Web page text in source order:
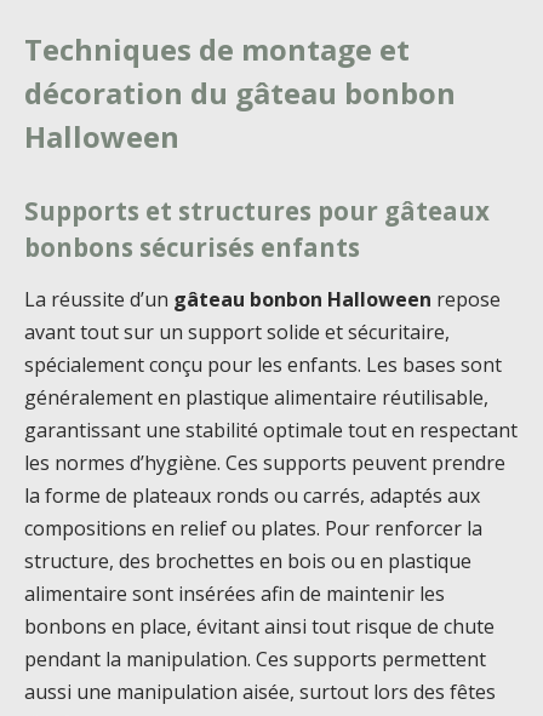
Techniques de montage et
décoration du gâteau bonbon
Halloween
Supports et structures pour gâteaux
bonbons sécurisés enfants
La réussite d’un gâteau bonbon Halloween repose
avant tout sur un support solide et sécuritaire,
spécialement conçu pour les enfants. Les bases sont
généralement en plastique alimentaire réutilisable,
garantissant une stabilité optimale tout en respectant
les normes d’hygiène. Ces supports peuvent prendre
la forme de plateaux ronds ou carrés, adaptés aux
compositions en relief ou plates. Pour renforcer la
structure, des brochettes en bois ou en plastique
alimentaire sont insérées afin de maintenir les
bonbons en place, évitant ainsi tout risque de chute
pendant la manipulation. Ces supports permettent
aussi une manipulation aisée, surtout lors des fêtes